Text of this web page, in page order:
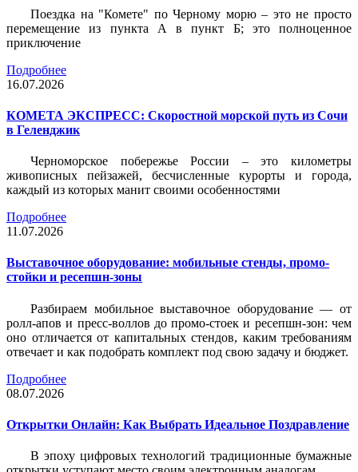
Поездка на "Комете" по Черному морю – это не просто
перемещение из пункта А в пункт Б; это полноценное
приключение
Подробнее
16.07.2026
КОМЕТА ЭКСПРЕСС: Скоростной морской путь из Сочи
в Геленджик
Черноморское побережье России – это километры
живописных пейзажей, бесчисленные курорты и города,
каждый из которых манит своими особенностями
Подробнее
11.07.2026
Выставочное оборудование: мобильные стенды, промо-
стойки и ресепшн-зоны
Разбираем мобильное выставочное оборудование — от
ролл-апов и пресс-воллов до промо-стоек и ресепшн-зон: чем
оно отличается от капитальных стендов, каким требованиям
отвечает и как подобрать комплект под свою задачу и бюджет.
Подробнее
08.07.2026
Открытки Онлайн: Как Выбрать Идеальное Поздравление
В эпоху цифровых технологий традиционные бумажные